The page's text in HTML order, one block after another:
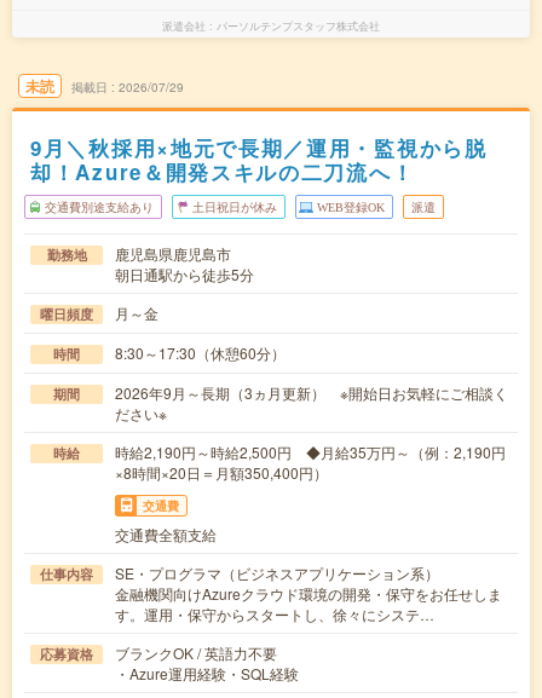
派遣会社 パーソルテンプスタッフ株式会社
未読 掲載日 2026/07/29
9月＼秋採用×地元で長期／運用・監視から脱
却！Azure＆開発スキルの二刀流へ！
交通費別途支給あり 土日祝日が休み WEB登録OK 派遣
勤務地
鹿児島県鹿児島市
朝日通駅から徒歩5分
曜日頻度 月～金
時間 8:30～17:30（休憩60分）
期間
2026年9月～長期（3ヵ月更新） ※開始日お気軽にご相談く
ださい※
時給
時給2,190円～時給2,500円 ◆月給35万円～（例：2,190円
×8時間×20日＝月額350,400円）
交通費
交通費全額支給
仕事内容
SE・プログラマ（ビジネスアプリケーション系）
金融機関向けAzureクラウド環境の開発・保守をお任せしま
す。運用・保守からスタートし、徐々にシステ…
応募資格
ブランクOK / 英語力不要
・Azure運用経験・SQL経験